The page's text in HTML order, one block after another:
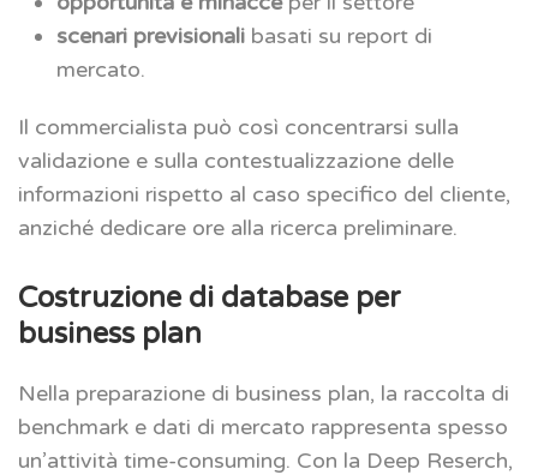
scenari previsionali basati su report di
mercato.
Il commercialista può così concentrarsi sulla
validazione e sulla contestualizzazione delle
informazioni rispetto al caso specifico del cliente,
anziché dedicare ore alla ricerca preliminare.
Costruzione di database per
business plan
Nella preparazione di business plan, la raccolta di
benchmark e dati di mercato rappresenta spesso
un’attività time-consuming. Con la Deep Reserch,